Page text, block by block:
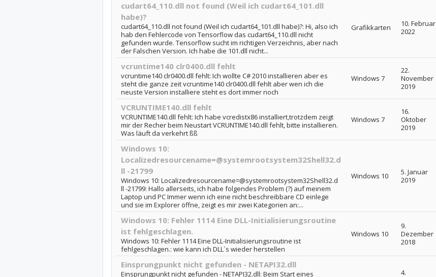
cudart64_110.dll not found (Weil ich cudart64_101.dll
habe)?
cudart64_110.dll not found (Weil ich cudart64_101.dll habe)?: Hi, also ich
hab den Fehlercode von Tensorflow das cudart64_110.dll nicht
gefunden wurde. Tensorflow sucht im richtigen Verzeichnis, aber nach
der Falschen Version. Ich habe die 101.dll nicht...
Grafikkarten
10. Februar
2022
vcruntime140 clr0400.dll fehlt
vcruntime140 clr0400.dll fehlt: Ich wollte C# 2010 installieren aber es
steht die ganze zeit vcruntime140 clr0400.dll fehlt aber wen ich die
neuste Version installiere steht es dort immer noch
Windows 7
22.
November
2019
VCRUNTIME140.dll fehlt
VCRUNTIME140.dll fehlt: Ich habe vcredistx86 installiert,trotzdem zeigt
mir der Recher beim Neustart VCRUNTIME140.dll fehlt, bitte installieren.
Was läuft da verkehrt ßß
Windows 7
16.
Oktober
2019
Windows 10:
Localizedresourcename=@systemrootsystem32Shell32.d
ll -21799
Windows 10: Localizedresourcename=@systemrootsystem32Shell32.d
ll -21799: Hallo allerseits, ich habe folgendes Problem (?) auf meinem
Laptop und PC Immer wenn ich eine nicht beschreibbare CD einlege
und sie im Explorer öffne, zeigt es mir zwei Kategorien an:...
Windows 10
5. Januar
2019
Windows 10: Fehler 1114 Eine DLL-Initialisierungsroutine
ist fehlgeschlagen.
Windows 10: Fehler 1114 Eine DLL-Initialisierungsroutine ist
fehlgeschlagen.: wie kann ich DLL`s wieder herstellen
Windows 10
9.
Dezember
2018
Einsprungpunkt nicht gefunden - NETAPI32.dll
Einsprungpunkt nicht gefunden - NETAPI32.dll: Beim Start eines
4.